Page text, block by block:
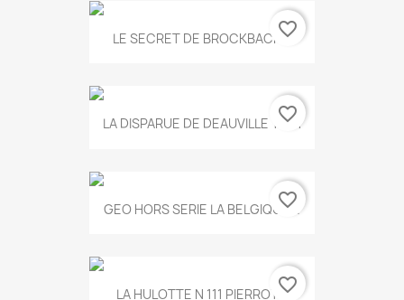
LE SECRET DE BROCKBACK...
favorite_border
LA DISPARUE DE DEAUVILLE T.551
favorite_border
GEO HORS SERIE LA BELGIQUE...
favorite_border
LA HULOTTE N 111 PIERROT...favorite_border